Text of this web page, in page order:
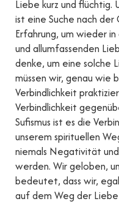
Liebe kurz und flüchtig.
ist eine Suche nach der
Erfahrung, um wieder
und allumfassenden
denke, um eine solche
müssen wir, genau wie
Verbindlichkeit
Verbindlichkeit
Sufismus ist es die
unserem spirituellen
niemals Negativität
werden. Wir geloben,
bedeutet, dass wir,
auf dem Weg der